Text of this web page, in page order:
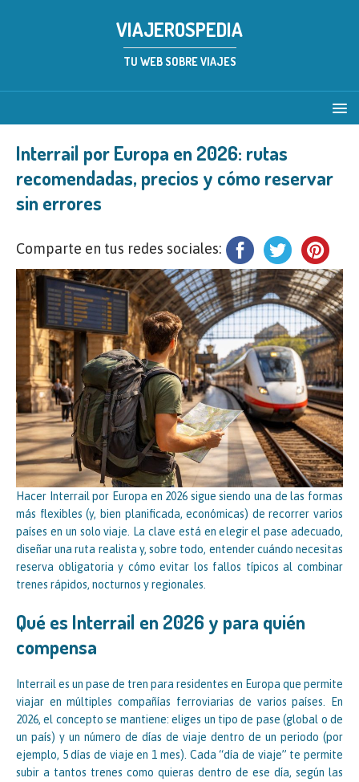
VIAJEROSPEDIA
TU WEB SOBRE VIAJES
Interrail por Europa en 2026: rutas
recomendadas, precios y cómo reservar
sin errores
Comparte en tus redes sociales:
Hacer Interrail por Europa en 2026 sigue siendo una de las formas
más flexibles (y, bien planificada, económicas) de recorrer varios
países en un solo viaje. La clave está en elegir el pase adecuado,
diseñar una ruta realista y, sobre todo, entender cuándo necesitas
reserva obligatoria y cómo evitar los fallos típicos al combinar
trenes rápidos, nocturnos y regionales.
Qué es Interrail en 2026 y para quién
compensa
Interrail es un pase de tren para residentes en Europa que permite
viajar en múltiples compañías ferroviarias de varios países. En
2026, el concepto se mantiene: eliges un tipo de pase (global o de
un país) y un número de días de viaje dentro de un periodo (por
ejemplo, 5 días de viaje en 1 mes). Cada “día de viaje” te permite
subir a tantos trenes como quieras dentro de ese día, según las